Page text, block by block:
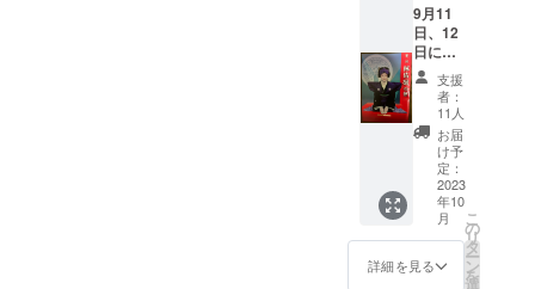
9月11
日、12
日に日
本橋劇
場で実
施する
第二回
林佑樹
の會
『新
説 雪
之丞変
化』の
A4サイ
ズの公
支援
者：
11人
お届
け予
定：
2023
年10
月
詳細を見る
こ
の
リ
タ
ー
ン
を
選